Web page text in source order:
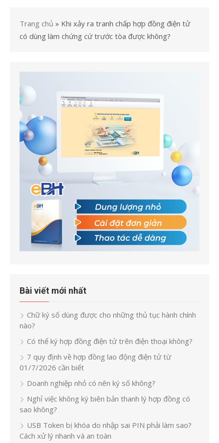
Trang chủ » Khi xảy ra tranh chấp hợp đồng điện tử
có dùng làm chứng cứ trước tòa được không?
Bài viết mới nhất
Chữ ký số dùng được cho những thủ tục hành chính
nào?
Có thể ký hợp đồng điện tử trên điện thoại không?
7 quy định về hợp đồng lao động điện tử từ
01/7/2026 cần biết
Doanh nghiệp nhỏ có nên ký số không?
Nghỉ việc không ký biên bản thanh lý hợp đồng có
sao không?
USB Token bị khóa do nhập sai PIN phải làm sao?
Cách xử lý nhanh và an toàn